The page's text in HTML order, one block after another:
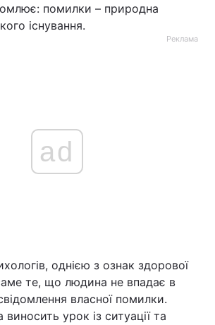
помилки – природна
існування.
Реклама
ad
однією з ознак здорової
те, що людина не впадає в
власної помилки.
урок із ситуації та